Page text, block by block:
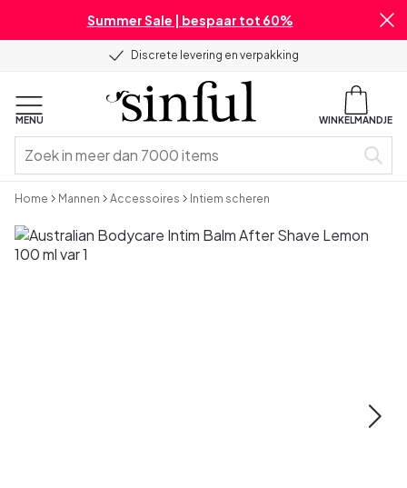
Summer Sale | bespaar tot 60%
Discrete levering en verpakking
MENU WINKELMANDJE
Home Mannen Accessoires Intiem scheren